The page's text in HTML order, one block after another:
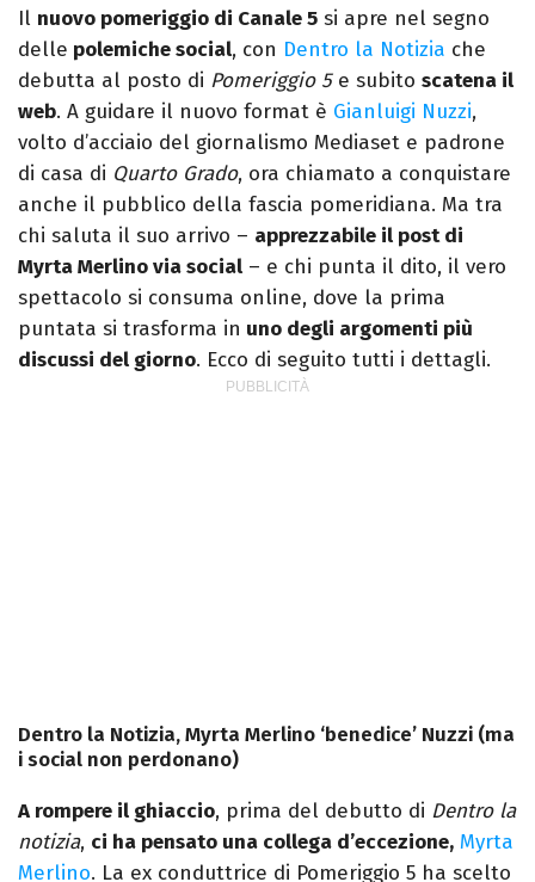
cinema, poesia e Shakespeare. Scrive
canzoni e ama i gatti.
Il nuovo pomeriggio di Canale 5 si apre nel segno
delle polemiche social, con Dentro la Notizia che
debutta al posto di Pomeriggio 5e subito scatena il
web. A guidare il nuovo format è Gianluigi Nuzzi,
volto d’acciaio del giornalismo Mediaset e padrone
di casa di Quarto Grado, ora chiamato a conquistare
anche il pubblico della fascia pomeridiana. Ma tra
chi saluta il suo arrivo – apprezzabile il post di
Myrta Merlino via social – e chi punta il dito, il vero
spettacolo si consuma online, dove la prima
puntata si trasforma in uno degli argomenti più
discussi del giorno. Ecco di seguito tutti i dettagli.
Dentro la Notizia, Myrta Merlino ‘benedice’ Nuzzi (ma
i social non perdonano)
A rompere il ghiaccio, prima del debutto di Dentro la
notizia, ci ha pensato una collega d’eccezione, Myrta
Merlino. La ex conduttrice di Pomeriggio 5 ha scelto